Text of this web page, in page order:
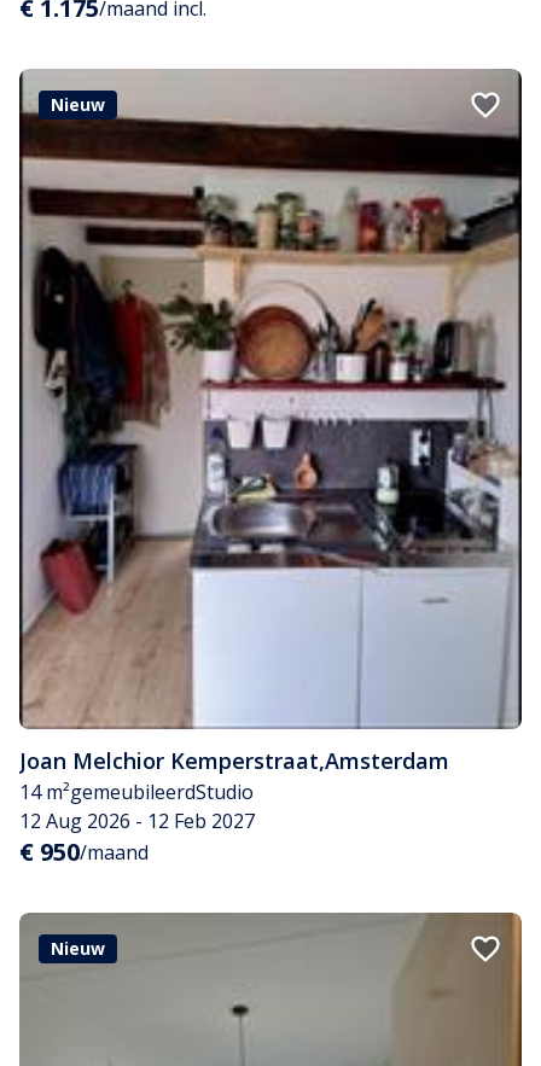
€ 1.175/maand incl.
Nieuw
Joan Melchior Kemperstraat,Amsterdam
14 m²gemeubileerdStudio
12 Aug 2026 - 12 Feb 2027
€ 950/maand
Nieuw